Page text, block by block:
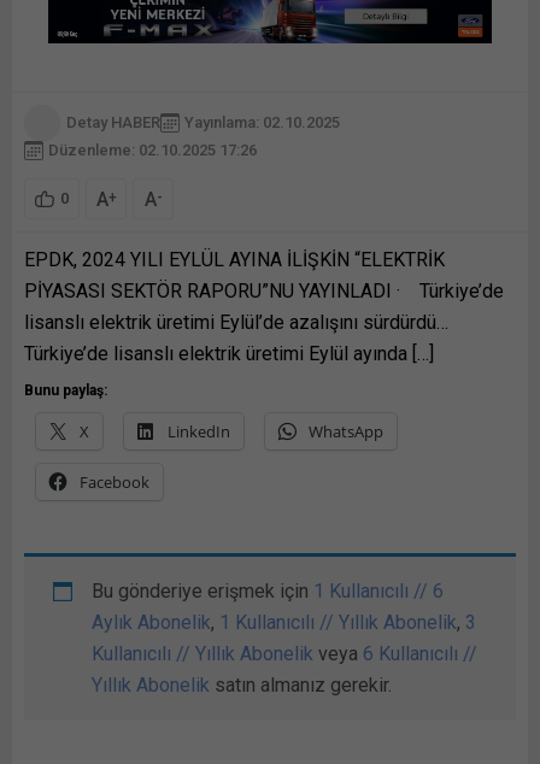
Detay HABER
Yayınlama: 02.10.2025
Düzenleme: 02.10.2025 17:26
0 A+ A-
EPDK, 2024 YILI EYLÜL AYINA İLİŞKİN “ELEKTRİK
PİYASASI SEKTÖR RAPORU”NU YAYINLADI · Türkiye’de
lisanslı elektrik üretimi Eylül’de azalışını sürdürdü…
Türkiye’de lisanslı elektrik üretimi Eylül ayında […]
Bunu paylaş:
X LinkedIn WhatsApp
Facebook
Bu gönderiye erişmek için 1 Kullanıcılı // 6
Aylık Abonelik, 1 Kullanıcılı // Yıllık Abonelik, 3
Kullanıcılı // Yıllık Abonelik veya 6 Kullanıcılı //
Yıllık Abonelik satın almanız gerekir.